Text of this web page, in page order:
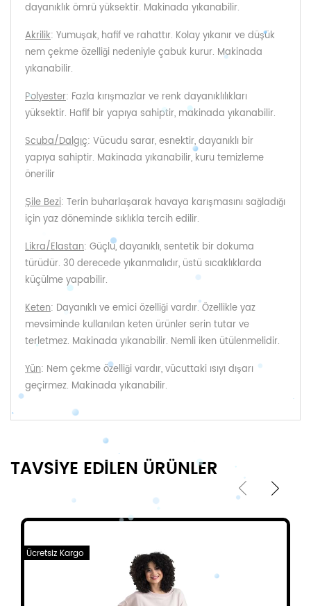
dayanıklık ömrü yüksektir. Makinada yıkanabilir.
Akrilik: Yumuşak, hafif ve rahattır. Kolay yıkanır ve düşük
nem çekme özelliği nedeniyle çabuk kurur. Makinada
yıkanabilir.
Polyester: Fazla kırışmazlar ve renk dayanıklılıkları
yüksektir. Hafif bir yapıya sahiptir, makinada yıkanabilir.
Scuba/Dalgıç: Vücudu sarar, esnektir, dayanıklı bir
yapıya sahiptir. Makinada yıkanabilir, kuru temizleme
önerilir
Şile Bezi: Terin buharlaşarak havaya karışmasını sağladığı
için yaz döneminde sıklıkla tercih edilir.
Likra/Elastan: Güçlü, dayanıklı, sentetik bir dokuma
türüdür. 30 derecede yıkanmalıdır, üstü sıcaklıklarda
küçülme yapabilir.
Keten: Dayanıklı ve emici özelliği vardır. Özellikle yaz
mevsiminde kullanılan keten ürünler serin tutar ve
terletmez. Makinada yıkanabilir. Nemli iken ütülenmelidir.
Yün: Nem çekme özelliği vardır, vücuttaki ısıyı dışarı
geçirmez. Makinada yıkanabilir.
TAVSİYE EDİLEN ÜRÜNLER
Ücretsiz Kargo